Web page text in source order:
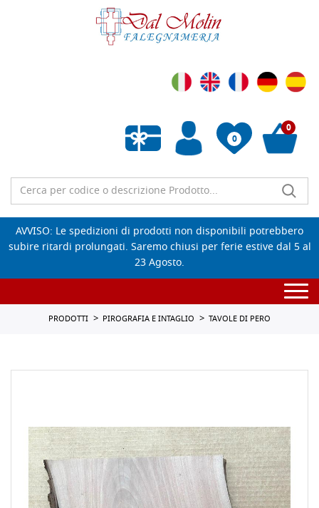
0
Wishlist vuota
0
AVVISO: Le spedizioni di prodotti non disponibili potrebbero
subire ritardi prolungati. Saremo chiusi per ferie estive dal 5 al
23 Agosto.
PRODOTTI PIROGRAFIA E INTAGLIO TAVOLE DI PERO